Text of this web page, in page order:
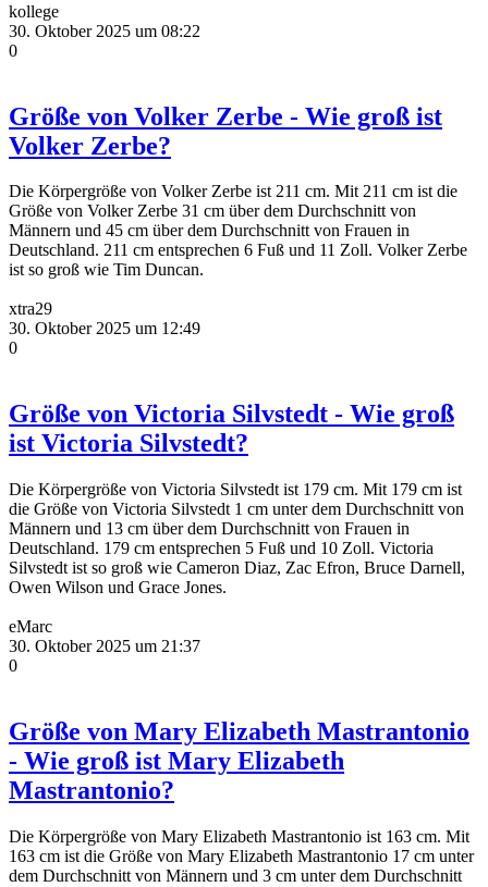
kollege
30. Oktober 2025 um 08:22
0
Größe von Volker Zerbe - Wie groß ist
Volker Zerbe?
Die Körpergröße von Volker Zerbe ist 211 cm. Mit 211 cm ist die
Größe von Volker Zerbe 31 cm über dem Durchschnitt von
Männern und 45 cm über dem Durchschnitt von Frauen in
Deutschland. 211 cm entsprechen 6 Fuß und 11 Zoll. Volker Zerbe
ist so groß wie Tim Duncan.
xtra29
30. Oktober 2025 um 12:49
0
Größe von Victoria Silvstedt - Wie groß
ist Victoria Silvstedt?
Die Körpergröße von Victoria Silvstedt ist 179 cm. Mit 179 cm ist
die Größe von Victoria Silvstedt 1 cm unter dem Durchschnitt von
Männern und 13 cm über dem Durchschnitt von Frauen in
Deutschland. 179 cm entsprechen 5 Fuß und 10 Zoll. Victoria
Silvstedt ist so groß wie Cameron Diaz, Zac Efron, Bruce Darnell,
Owen Wilson und Grace Jones.
eMarc
30. Oktober 2025 um 21:37
0
Größe von Mary Elizabeth Mastrantonio
- Wie groß ist Mary Elizabeth
Mastrantonio?
Die Körpergröße von Mary Elizabeth Mastrantonio ist 163 cm. Mit
163 cm ist die Größe von Mary Elizabeth Mastrantonio 17 cm unter
dem Durchschnitt von Männern und 3 cm unter dem Durchschnitt